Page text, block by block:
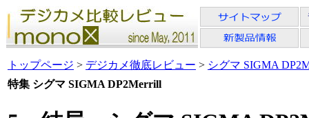
トップページ > デジカメ徹底レビュー > シグマ SIGMA
特集 シグマ SIGMA DP2Merrill